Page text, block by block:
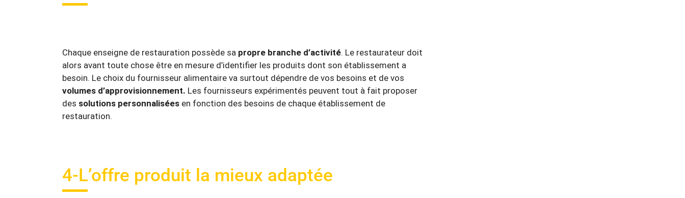
Chaque enseigne de restauration possède sa propre branche d’activité. Le restaurateur doit
alors avant toute chose être en mesure d’identifier les produits dont son établissement a
besoin. Le choix du fournisseur alimentaire va surtout dépendre de vos besoins et de vos
volumes d’approvisionnement. Les fournisseurs expérimentés peuvent tout à fait proposer
des solutions personnalisées en fonction des besoins de chaque établissement de
restauration.
4-L’offre produit la mieux adaptée